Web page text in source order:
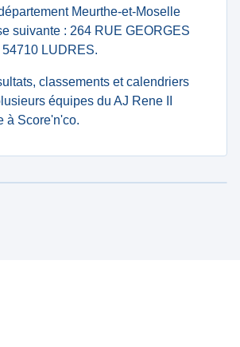
Meurthe-et-Moselle
suivante : 264 RUE GEORGES
LUDRES.
classements et calendriers
équipes du AJ Rene II
à Score'n'co.